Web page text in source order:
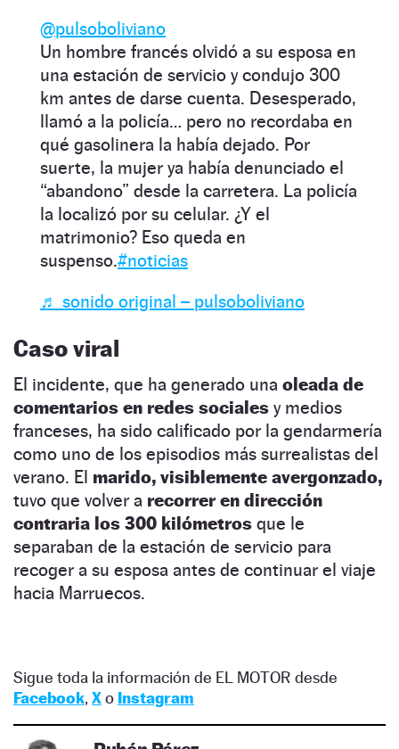
@pulsoboliviano
Un hombre francés olvidó a su esposa en
una estación de servicio y condujo 300
km antes de darse cuenta. Desesperado,
llamó a la policía… pero no recordaba en
qué gasolinera la había dejado. Por
suerte, la mujer ya había denunciado el
“abandono” desde la carretera. La policía
la localizó por su celular. ¿Y el
matrimonio? Eso queda en
suspenso.#noticias
♬ sonido original – pulsoboliviano
Caso viral
El incidente, que ha generado una oleada de
comentarios en redes sociales y medios
franceses, ha sido calificado por la gendarmería
como uno de los episodios más surrealistas del
verano. El marido, visiblemente avergonzado,
tuvo que volver a recorrer en dirección
contraria los 300 kilómetros que le
separaban de la estación de servicio para
recoger a su esposa antes de continuar el viaje
hacia Marruecos.
Sigue toda la información de EL MOTOR desde
Facebook, Xo Instagram